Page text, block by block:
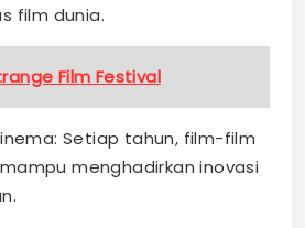
film dunia.
Film Festival
Setiap tahun, film-film
menghadirkan inovasi